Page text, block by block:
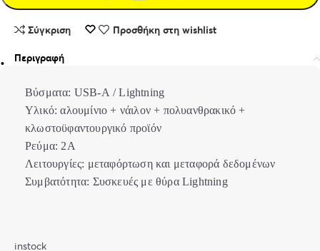
Σύγκριση Προσθήκη στη wishlist
Περιγραφή
Βύσματα: USB-A / Lightning
Υλικό: αλουμίνιο + νάιλον + πολυανθρακικό +
κλωστοϋφαντουργικό προϊόν
Ρεύμα: 2Α
Λειτουργίες: μεταφόρτωση και μεταφορά δεδομένων
Συμβατότητα: Συσκευές με θύρα Lightning
instock